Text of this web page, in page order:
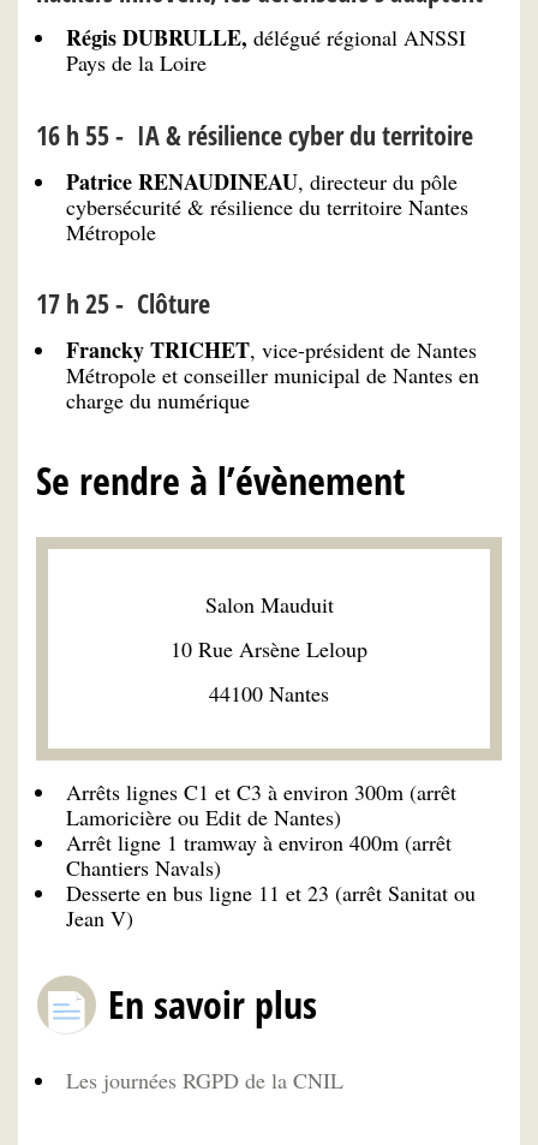
Régis DUBRULLE, délégué régional ANSSI
Pays de la Loire
16 h 55 - IA & résilience cyber du territoire
Patrice RENAUDINEAU, directeur du pôle
cybersécurité & résilience du territoire Nantes
Métropole
17 h 25 - Clôture
Francky TRICHET, vice-président de Nantes
Métropole et conseiller municipal de Nantes en
charge du numérique
Se rendre à l’évènement
Salon Mauduit
10 Rue Arsène Leloup
44100 Nantes
Arrêts lignes C1 et C3 à environ 300m (arrêt
Lamoricière ou Edit de Nantes)
Arrêt ligne 1 tramway à environ 400m (arrêt
Chantiers Navals)
Desserte en bus ligne 11 et 23 (arrêt Sanitat ou
Jean V)
En savoir plus
Les journées RGPD de la CNIL